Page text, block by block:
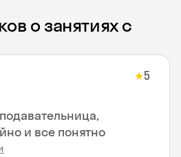
о занятиях с
★5
и все понятно